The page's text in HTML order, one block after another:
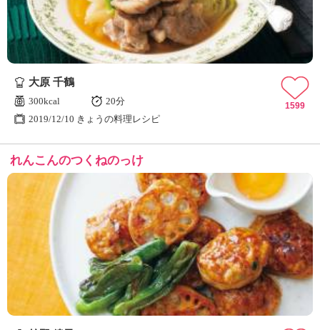
大原 千鶴
300kcal
20分
2019/12/10 きょうの料理レシピ
1599
れんこんのつくねのっけ